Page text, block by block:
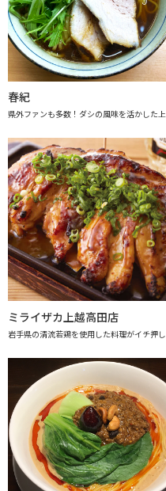
春紀
県外ファンも多数！ダシの風味を活かした上
ミライザカ上越高田店
岩手県の清流若鶏を使用した料理がイチ押し